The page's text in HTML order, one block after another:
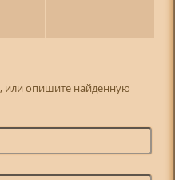
или опишите найденную